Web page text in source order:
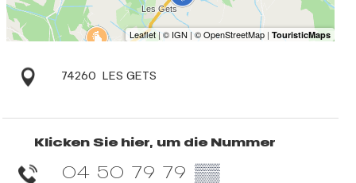
74260 LES GETS
Klicken Sie hier, um die Nummer
04 50 79 79 ▒▒